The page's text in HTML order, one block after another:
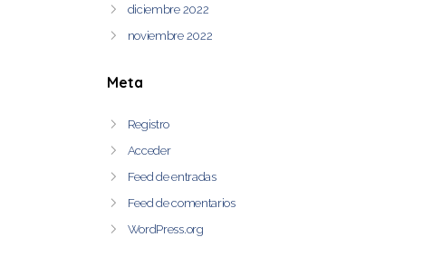
diciembre 2022
noviembre 2022
Meta
Registro
Acceder
Feed de entradas
Feed de comentarios
WordPress.org